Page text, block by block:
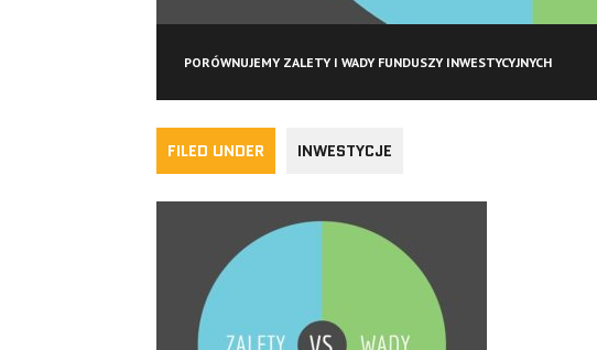
PORÓWNUJEMY ZALETY I WADY FUNDUSZY INWESTYCYJNYCH
FILED UNDER INWESTYCJE